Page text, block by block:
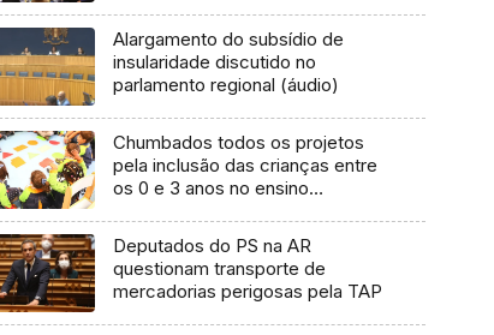
Alargamento do subsídio de
insularidade discutido no
parlamento regional (áudio)
Chumbados todos os projetos
pela inclusão das crianças entre
os 0 e 3 anos no ensino
Deputados do PS na AR
questionam transporte de
mercadorias perigosas pela TAP